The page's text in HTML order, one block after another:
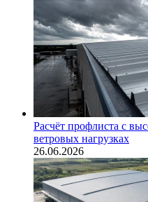
Расчёт профлиста с
ветровых нагрузках
26.06.2026